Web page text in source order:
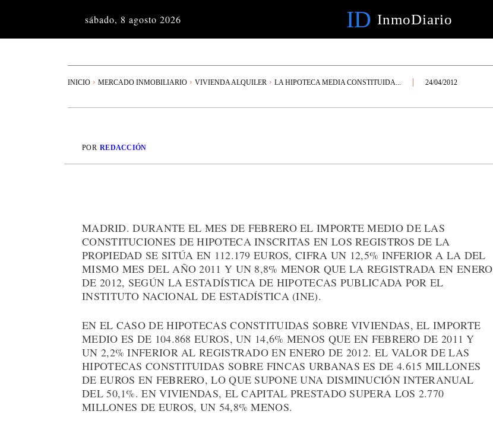
sábado, 8 agosto 2026 ID InmoDiario
INICIO MERCADO INMOBILIARIO VIVIENDA ALQUILER LA HIPOTECA MEDIA CONSTITUIDA... 24/04/2012
POR REDACCIÓN
MADRID. DURANTE EL MES DE FEBRERO EL IMPORTE MEDIO DE LAS
CONSTITUCIONES DE HIPOTECA INSCRITAS EN LOS REGISTROS DE LA
PROPIEDAD SE SITÚA EN 112.179 EUROS, CIFRA UN 12,5% INFERIOR A LA DEL
MISMO MES DEL AÑO 2011 Y UN 8,8% MENOR QUE LA REGISTRADA EN ENERO
DE 2012, SEGÚN LA ESTADÍSTICA DE HIPOTECAS PUBLICADA POR EL
INSTITUTO NACIONAL DE ESTADÍSTICA (INE).
EN EL CASO DE HIPOTECAS CONSTITUIDAS SOBRE VIVIENDAS, EL IMPORTE
MEDIO ES DE 104.868 EUROS, UN 14,6% MENOS QUE EN FEBRERO DE 2011 Y
UN 2,2% INFERIOR AL REGISTRADO EN ENERO DE 2012. EL VALOR DE LAS
HIPOTECAS CONSTITUIDAS SOBRE FINCAS URBANAS ES DE 4.615 MILLONES
DE EUROS EN FEBRERO, LO QUE SUPONE UNA DISMINUCIÓN INTERANUAL
DEL 50,1%. EN VIVIENDAS, EL CAPITAL PRESTADO SUPERA LOS 2.770
MILLONES DE EUROS, UN 54,8% MENOS.